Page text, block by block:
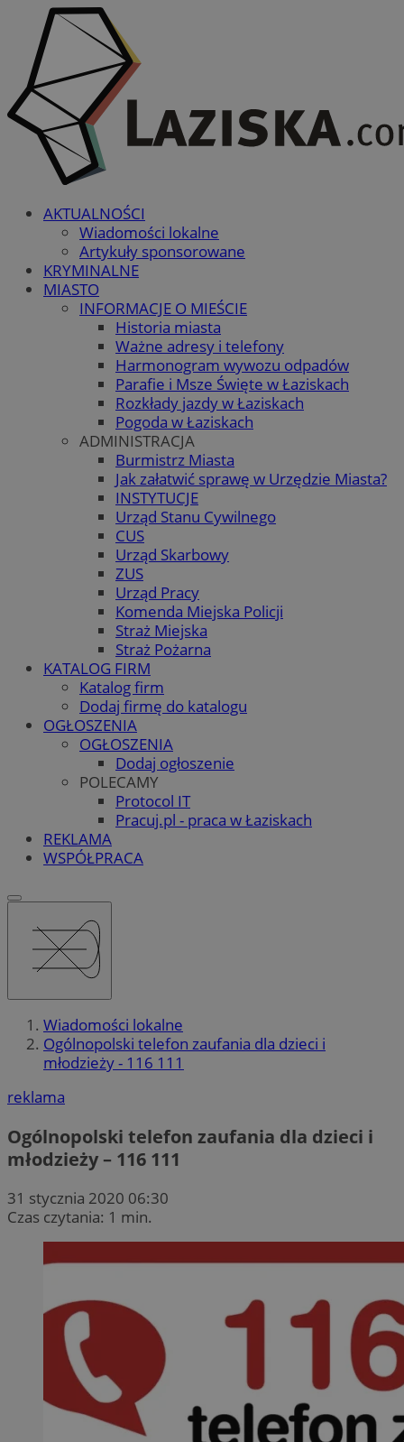
AKTUALNOŚCI
Wiadomości lokalne
Artykuły sponsorowane
KRYMINALNE
MIASTO
INFORMACJE O MIEŚCIE
Historia miasta
Ważne adresy i telefony
Harmonogram wywozu odpadów
Parafie i Msze Święte w Łaziskach
Rozkłady jazdy w Łaziskach
Pogoda w Łaziskach
ADMINISTRACJA
Burmistrz Miasta
Jak załatwić sprawę w Urzędzie Miasta?
INSTYTUCJE
Urząd Stanu Cywilnego
CUS
Urząd Skarbowy
ZUS
Urząd Pracy
Komenda Miejska Policji
Straż Miejska
Straż Pożarna
KATALOG FIRM
Katalog firm
Dodaj firmę do katalogu
OGŁOSZENIA
OGŁOSZENIA
Dodaj ogłoszenie
POLECAMY
Protocol IT
Pracuj.pl - praca w Łaziskach
REKLAMA
WSPÓŁPRACA
Wiadomości lokalne
Ogólnopolski telefon zaufania dla dzieci i
młodzieży - 116 111
reklama
Ogólnopolski telefon zaufania dla dzieci i
młodzieży – 116 111
31 stycznia 2020 06:30
Czas czytania: 1 min.